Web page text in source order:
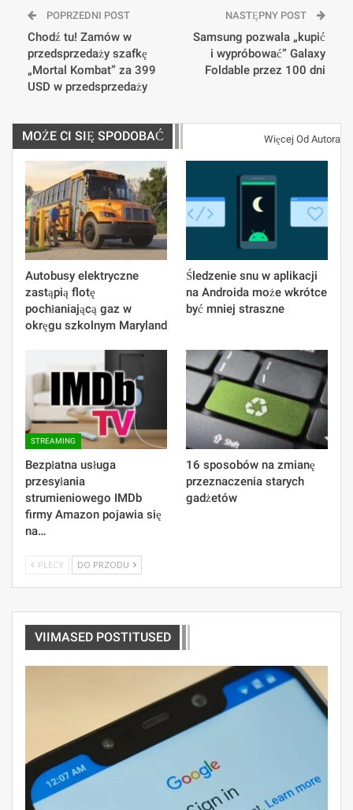
POPRZEDNI POST
Chodź tu! Zamów w
przedsprzedaży szafkę
„Mortal Kombat” za 399
USD w przedsprzedaży
NASTĘPNY POST
Samsung pozwala „kupić
i wypróbować” Galaxy
Foldable przez 100 dni
MOŻE CI SIĘ SPODOBAĆ Więcej Od Autora
Autobusy elektryczne
zastąpią flotę
pochłaniającą gaz w
okręgu szkolnym Maryland
Śledzenie snu w aplikacji
na Androida może wkrótce
być mniej straszne
STREAMING
Bezpłatna usługa
przesyłania
strumieniowego IMDb
firmy Amazon pojawia się
na…
16 sposobów na zmianę
przeznaczenia starych
gadżetów
PLECY DO PRZODU
VIIMASED POSTITUSED